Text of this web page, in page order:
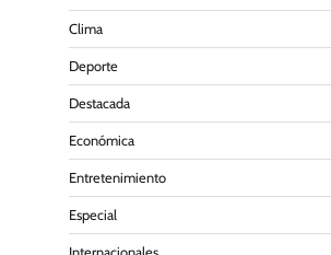
Clima
Deporte
Destacada
Económica
Entretenimiento
Especial